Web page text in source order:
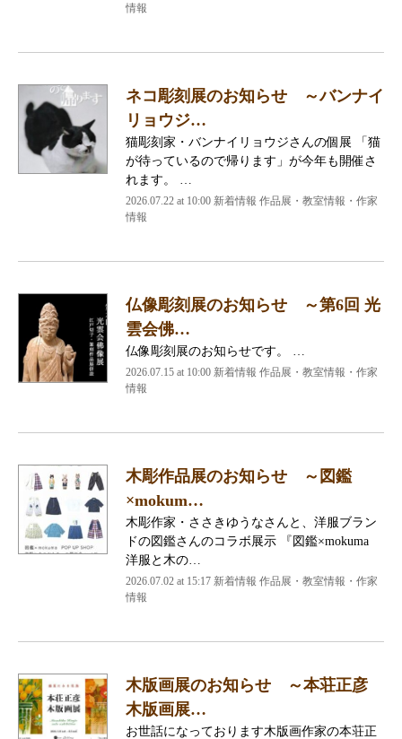
情報
ネコ彫刻展のお知らせ ～バンナイ
リョウジ…
猫彫刻家・バンナイリョウジさんの個展 「猫
が待っているので帰ります」が今年も開催さ
れます。 …
2026.07.22 at 10:00 新着情報 作品展・教室情報・作家
情報
仏像彫刻展のお知らせ ～第6回 光
雲会佛…
仏像彫刻展のお知らせです。 …
2026.07.15 at 10:00 新着情報 作品展・教室情報・作家
情報
木彫作品展のお知らせ ～図鑑
×mokum…
木彫作家・ささきゆうなさんと、洋服ブラン
ドの図鑑さんのコラボ展示 『図鑑×mokuma
洋服と木の…
2026.07.02 at 15:17 新着情報 作品展・教室情報・作家
情報
木版画展のお知らせ ～本荘正彦
木版画展…
お世話になっております木版画作家の本荘正